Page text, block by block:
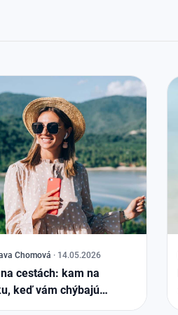
Chomová · 14.05.2026
cestách: kam na
keď vám chýbajú